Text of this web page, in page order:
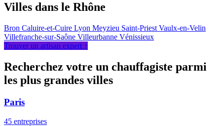
Villes dans le Rhône
Bron Caluire-et-Cuire Lyon Meyzieu Saint-Priest Vaulx-en-Velin
Villefranche-sur-Saône Villeurbanne Vénissieux
Trouver un artisan expert ↑
Recherchez votre un chauffagiste parmi
les plus grandes villes
Paris
45 entreprises